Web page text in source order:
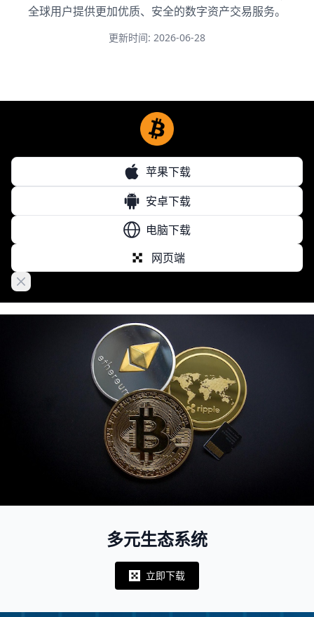
全球用户提供更加优质、安全的数字资产交易服务。
更新时间: 2026-06-28
苹果下载
安卓下载
电脑下载
网页端
Close banner
多元生态系统
Notifications
立即下载